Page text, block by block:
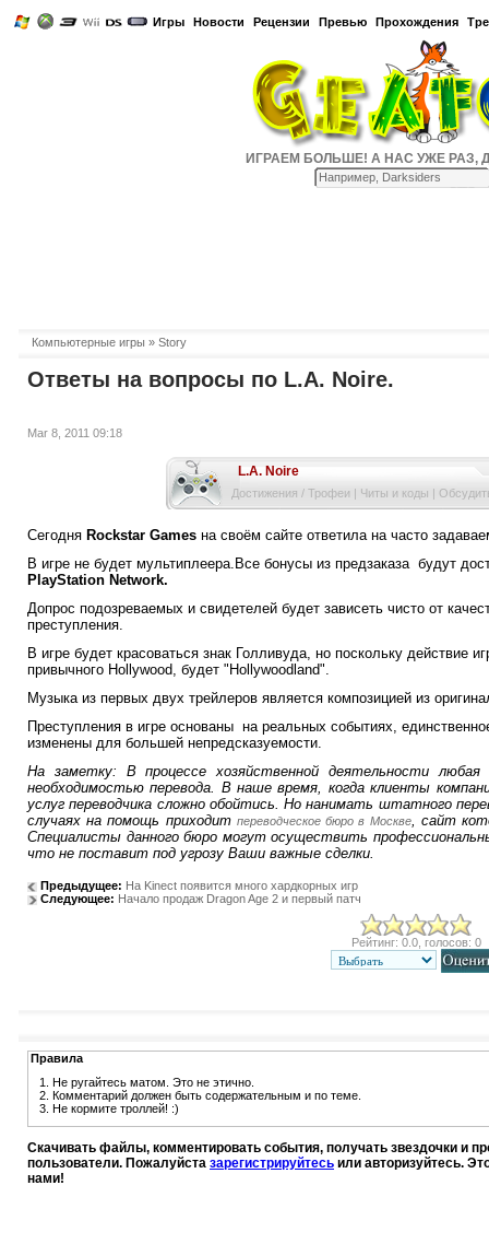
Игры Новости Рецензии Превью Прохождения
ИГРАЕМ БОЛЬШЕ! А НАС УЖЕ РАЗ,
Компьютерные игры » Story
Ответы на вопросы по L.A. Noire.
Mar 8, 2011 09:18
L.A. Noire
Достижения / Трофеи | Читы и коды |
Сегодня Rockstar Games на своём сайте ответила на часто
В игре не будет мультиплеера.Все бонусы из предзаказа будут
PlayStation Network.
Допрос подозреваемых и свидетелей будет зависеть чисто от
преступления.
В игре будет красоваться знак Голливуда, но поскольку действие
привычного Hollywood, будет "Hollywoodland".
Музыка из первых двух трейлеров является композицией из
Преступления в игре основаны на реальных событиях,
изменены для большей непредсказуемости.
На заметку: В процессе хозяйственной деятельности
необходимостью перевода. В наше время, когда клиенты
услуг переводчика сложно обойтись. Но нанимать штатного
случаях на помощь приходит переводческое бюро в Москве, сайт
Специалисты данного бюро могут осуществить
что не поставит под угрозу Ваши важные сделки.
Предыдущее: На Kinect появится много хардкорных игр
Следующее: Начало продаж Dragon Age 2 и первый патч
Рейтинг: 0.0, голосов: 0
Правила
1. Не ругайтесь матом. Это не этично.
2. Комментарий должен быть содержательным и по теме.
3. Не кормите троллей! :)
Скачивать файлы, комментировать события, получать звездочки и
пользователи. Пожалуйста зарегистрируйтесь или авторизуйтесь.
нами!